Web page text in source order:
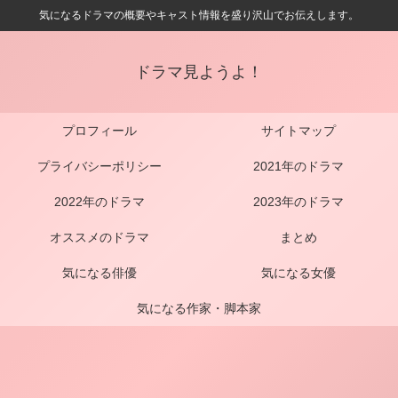
気になるドラマの概要やキャスト情報を盛り沢山でお伝えします。
ドラマ見ようよ！
プロフィール サイトマップ
プライバシーポリシー 2021年のドラマ
2022年のドラマ 2023年のドラマ
オススメのドラマ まとめ
気になる俳優 気になる女優
気になる作家・脚本家